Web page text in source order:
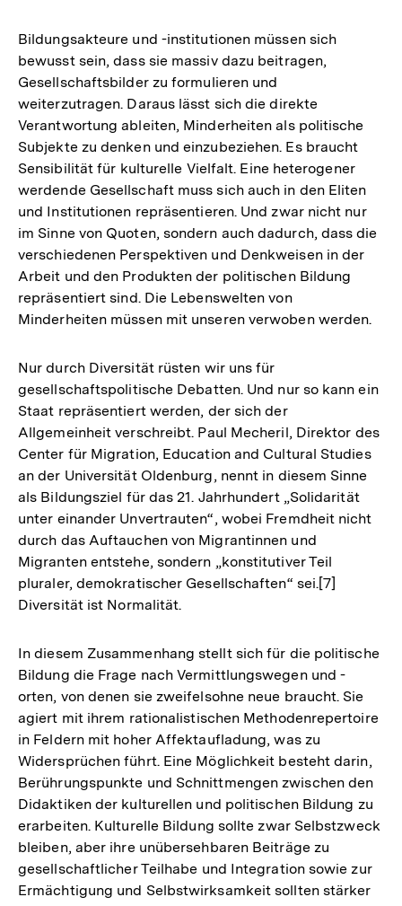
Bildungsakteure und -institutionen müssen sich
bewusst sein, dass sie massiv dazu beitragen,
Gesellschaftsbilder zu formulieren und
weiterzutragen. Daraus lässt sich die direkte
Verantwortung ableiten, Minderheiten als politische
Subjekte zu denken und einzubeziehen. Es braucht
Sensibilität für kulturelle Vielfalt. Eine heterogener
werdende Gesellschaft muss sich auch in den Eliten
und Institutionen repräsentieren. Und zwar nicht nur
im Sinne von Quoten, sondern auch dadurch, dass die
verschiedenen Perspektiven und Denkweisen in der
Arbeit und den Produkten der politischen Bildung
repräsentiert sind. Die Lebenswelten von
Minderheiten müssen mit unseren verwoben werden.
Nur durch Diversität rüsten wir uns für
gesellschaftspolitische Debatten. Und nur so kann ein
Staat repräsentiert werden, der sich der
Allgemeinheit verschreibt. Paul Mecheril, Direktor des
Center für Migration, Education and Cultural Studies
an der Universität Oldenburg, nennt in diesem Sinne
als Bildungsziel für das 21. Jahrhundert „Solidarität
unter einander Unvertrauten“, wobei Fremdheit nicht
durch das Auftauchen von Migrantinnen und
Migranten entstehe, sondern „konstitutiver Teil
pluraler, demokratischer Gesellschaften“ sei.[7]
Diversität ist Normalität.
In diesem Zusammenhang stellt sich für die politische
Bildung die Frage nach Vermittlungswegen und -
orten, von denen sie zweifelsohne neue braucht. Sie
agiert mit ihrem rationalistischen Methodenrepertoire
in Feldern mit hoher Affektaufladung, was zu
Widersprüchen führt. Eine Möglichkeit besteht darin,
Berührungspunkte und Schnittmengen zwischen den
Didaktiken der kulturellen und politischen Bildung zu
erarbeiten. Kulturelle Bildung sollte zwar Selbstzweck
bleiben, aber ihre unübersehbaren Beiträge zu
gesellschaftlicher Teilhabe und Integration sowie zur
Ermächtigung und Selbstwirksamkeit sollten stärker